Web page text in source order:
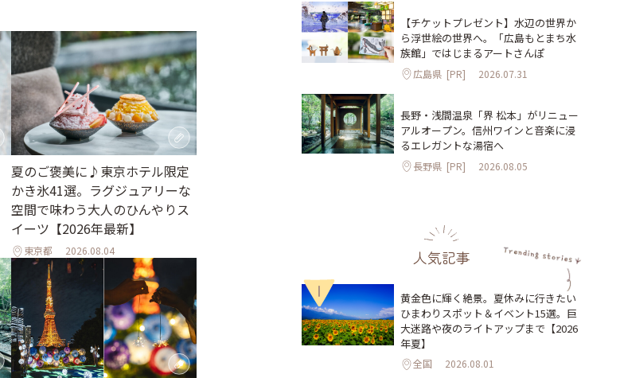
夏のご褒美に♪東京ホテル限定
かき氷41選。ラグジュアリーな
空間で味わう大人のひんやりス
イーツ【2026年最新】
東京都 2026.08.04
【チケットプレゼント】水辺の世界か
ら浮世絵の世界へ。「広島もとまち水
族館」ではじまるアートさんぽ
広島県 [PR] 2026.07.31
長野・浅間温泉「界 松本」がリニュー
アルオープン。信州ワインと音楽に浸
るエレガントな湯宿へ
長野県 [PR] 2026.08.05
人気記事
1
黄金色に輝く絶景。夏休みに行きたい
ひまわりスポット＆イベント15選。巨
大迷路や夜のライトアップまで【2026
年夏】
全国 2026.08.01